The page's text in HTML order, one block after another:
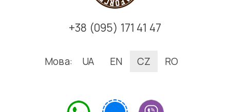
+38 (095) 171 41 47
Мова: UA EN CZ RO